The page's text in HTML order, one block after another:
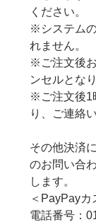
ください。
※システム
れません。
※ご注文後
ンセルとな
※ご注文後1
り、ご連絡
その他決済
のお問い合
します。
＜PayPayカ
電話番号：